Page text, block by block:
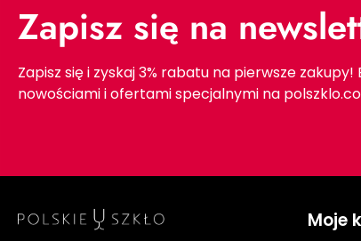
Zapisz się na
Zapisz się i zyskaj 3% rabatu na pierwsze
nowościami i ofertami specjalnymi na
Moje